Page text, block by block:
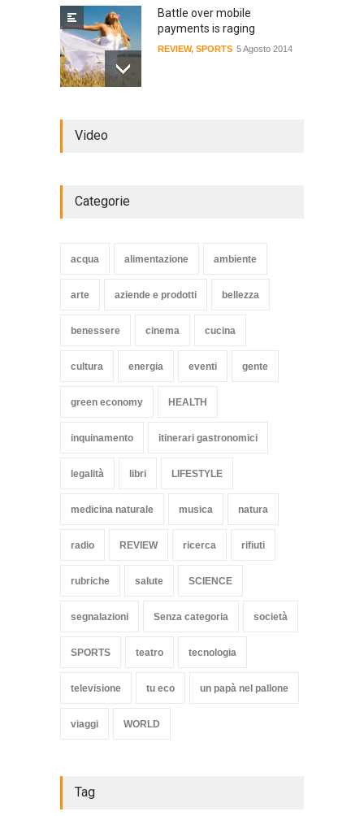
Battle over mobile
payments is raging
REVIEW, SPORTS 5 Agosto 2014
HEALTH 15 Novembre 2014
Video
Categorie
acqua alimentazione ambiente
arte aziende e prodotti bellezza
benessere cinema cucina
cultura energia eventi gente
green economy HEALTH
inquinamento itinerari gastronomici
legalità libri LIFESTYLE
medicina naturale musica natura
radio REVIEW ricerca rifiuti
rubriche salute SCIENCE
segnalazioni Senza categoria società
SPORTS teatro tecnologia
televisione tu eco un papà nel pallone
viaggi WORLD
Tag